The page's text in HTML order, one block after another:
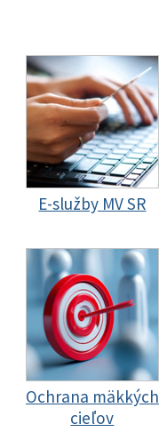
E-služby MV SR
Ochrana mäkkých
cieľov